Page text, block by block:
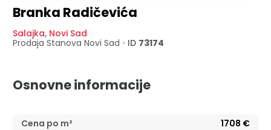
3. sprat
Branka Radičevića
Salajka, Novi Sad
Prodaja Stanova Novi Sad • ID 73174
Osnovne informacije
Cena po m² 1708 €